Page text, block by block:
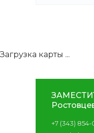
+7 (343)
Загрузка карты ...